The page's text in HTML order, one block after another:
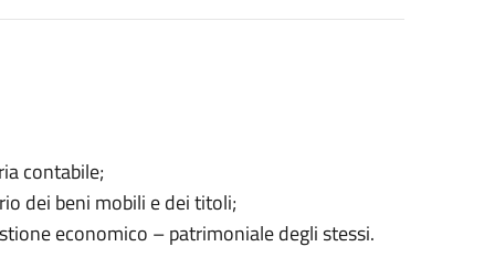
contabile;
dei beni mobili e dei titoli;
economico – patrimoniale degli stessi.